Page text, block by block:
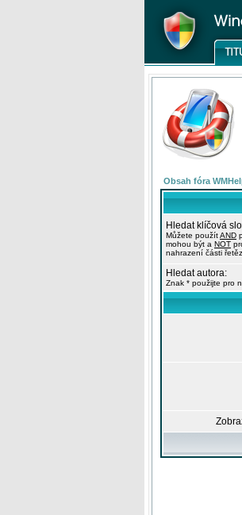
Obsah fóra
Hledat klíčová
Můžete použítAND
mohou být a NOT
nahrazení části
Hledat autora:
Znak * použijte pro